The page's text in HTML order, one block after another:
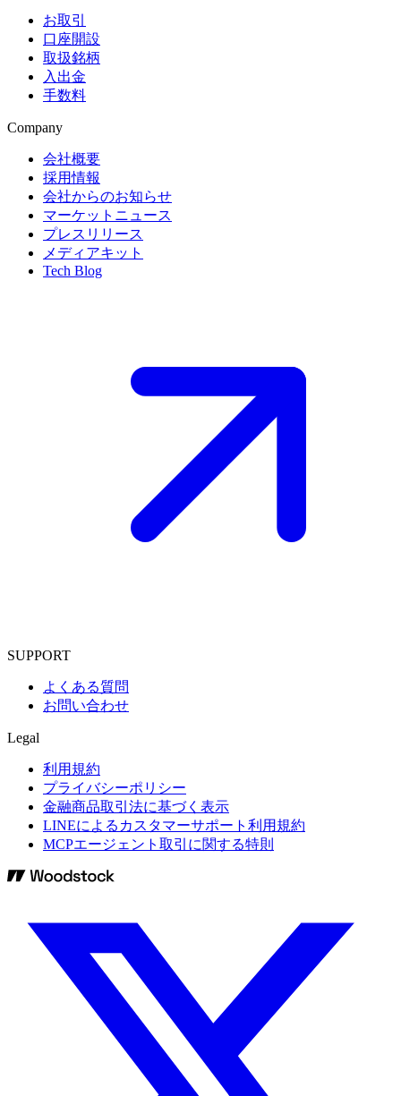
お取引
口座開設
取扱銘柄
入出金
手数料
Company
会社概要
採用情報
会社からのお知らせ
マーケットニュース
プレスリリース
メディアキット
Tech Blog
SUPPORT
よくある質問
お問い合わせ
Legal
利用規約
プライバシーポリシー
金融商品取引法に基づく表示
LINEによるカスタマーサポート利用規約
MCPエージェント取引に関する特則